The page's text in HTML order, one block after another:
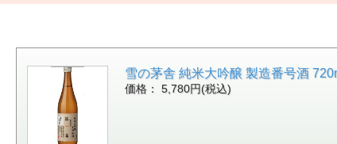
雪の茅舎 純米大吟醸 製造番号酒
価格： 5,780円(税込)